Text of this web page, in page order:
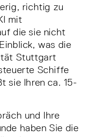
richtig zu
mit
die sie nicht
was die
Stuttgart
Schiffe
sie Ihren ca. 15-
und Ihre
haben Sie die